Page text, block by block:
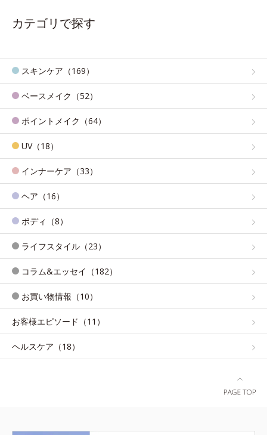
カテゴリで探す
スキンケア（169）
ベースメイク（52）
ポイントメイク（64）
UV（18）
インナーケア（33）
ヘア（16）
ボディ（8）
ライフスタイル（23）
コラム&エッセイ（182）
お買い物情報（10）
お客様エピソード（11）
ヘルスケア（18）